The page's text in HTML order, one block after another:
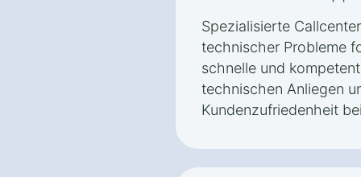
Spezialisierte
technischer Probleme
schnelle und
technischen Anliegen
Kundenzufriedenheit